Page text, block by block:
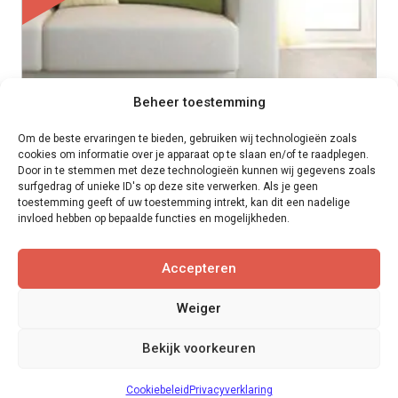
Beheer toestemming
Om de beste ervaringen te bieden, gebruiken wij technologieën zoals
cookies om informatie over je apparaat op te slaan en/of te raadplegen.
Door in te stemmen met deze technologieën kunnen wij gegevens zoals
surfgedrag of unieke ID's op deze site verwerken. Als je geen
toestemming geeft of uw toestemming intrekt, kan dit een nadelige
invloed hebben op bepaalde functies en mogelijkheden.
Accepteren
Weiger
Bekijk voorkeuren
CookiebeleidPrivacyverklaring